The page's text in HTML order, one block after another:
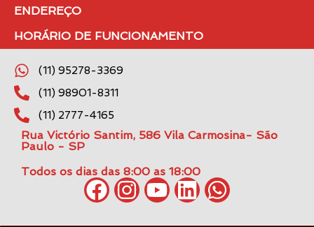
ENDEREÇO
HORÁRIO DE FUNCIONAMENTO
(11) 95278-3369
(11) 98901-8311
(11) 2777-4165
Rua Victório Santim, 586 Vila Carmosina- São
Paulo - SP
Todos os dias das 8:00 as 18:00